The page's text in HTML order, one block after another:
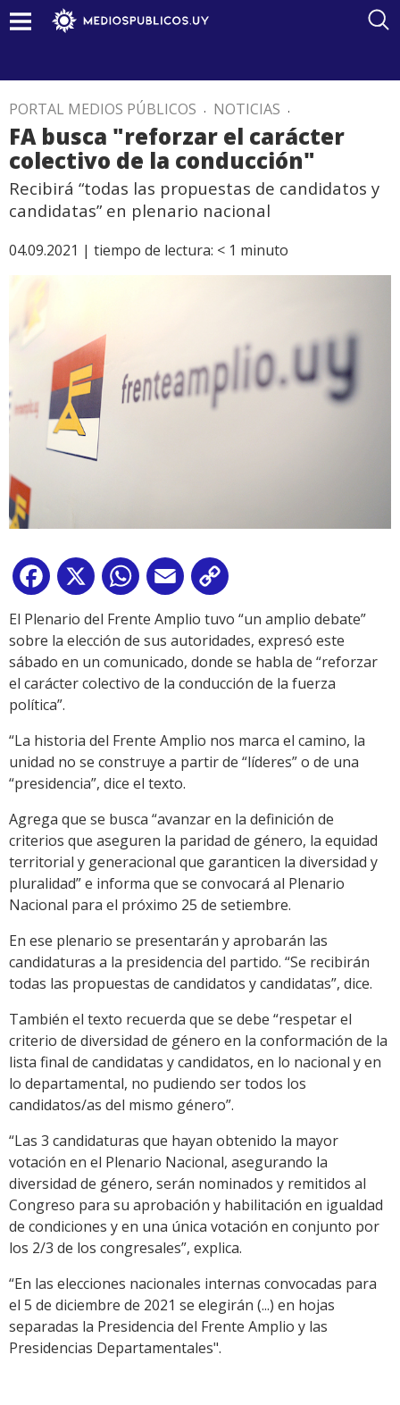
PORTAL MEDIOS PÚBLICOS . NOTICIAS .
FA busca "reforzar el carácter
colectivo de la conducción"
Recibirá “todas las propuestas de candidatos y
candidatas” en plenario nacional
04.09.2021 | tiempo de lectura: < 1 minuto
Facebook
X WhatsApp
Email
Link
El Plenario del Frente Amplio tuvo “un amplio debate”
sobre la elección de sus autoridades, expresó este
sábado en un comunicado, donde se habla de “reforzar
el carácter colectivo de la conducción de la fuerza
política”.
“La historia del Frente Amplio nos marca el camino, la
unidad no se construye a partir de “líderes” o de una
“presidencia”, dice el texto.
Agrega que se busca “avanzar en la definición de
criterios que aseguren la paridad de género, la equidad
territorial y generacional que garanticen la diversidad y
pluralidad” e informa que se convocará al Plenario
Nacional para el próximo 25 de setiembre.
En ese plenario se presentarán y aprobarán las
candidaturas a la presidencia del partido. “Se recibirán
todas las propuestas de candidatos y candidatas”, dice.
También el texto recuerda que se debe “respetar el
criterio de diversidad de género en la conformación de la
lista final de candidatas y candidatos, en lo nacional y en
lo departamental, no pudiendo ser todos los
candidatos/as del mismo género”.
“Las 3 candidaturas que hayan obtenido la mayor
votación en el Plenario Nacional, asegurando la
diversidad de género, serán nominados y remitidos al
Congreso para su aprobación y habilitación en igualdad
de condiciones y en una única votación en conjunto por
los 2/3 de los congresales”, explica.
“En las elecciones nacionales internas convocadas para
el 5 de diciembre de 2021 se elegirán (...) en hojas
separadas la Presidencia del Frente Amplio y las
Presidencias Departamentales".